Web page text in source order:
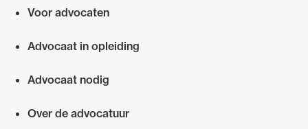
Voor advocaten
Advocaat in opleiding
Advocaat nodig
Over de advocatuur